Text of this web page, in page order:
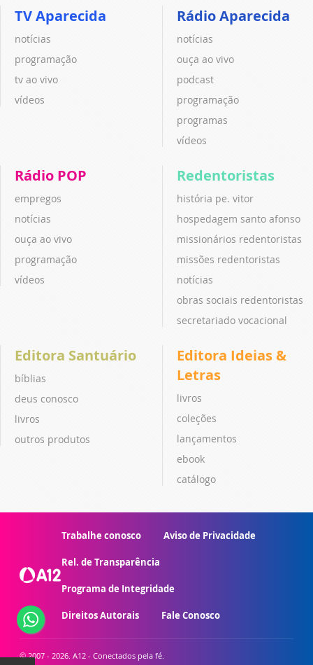
TV Aparecida
notícias
programação
tv ao vivo
vídeos
Rádio Aparecida
notícias
ouça ao vivo
podcast
programação
programas
vídeos
Rádio POP
empregos
notícias
ouça ao vivo
programação
vídeos
Redentoristas
história pe. vitor
hospedagem santo afonso
missionários redentoristas
missões redentoristas
notícias
obras sociais redentoristas
secretariado vocacional
Editora Santuário
bíblias
deus conosco
livros
outros produtos
Editora Ideias &
Letras
livros
coleções
lançamentos
ebook
catálogo
Trabalhe conosco Aviso de Privacidade
Rel. de Transparência
Programa de Integridade
Direitos Autorais Fale Conosco
© 2007 - 2026. A12 - Conectados pela fé.